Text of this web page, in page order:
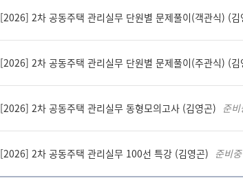
군더더기 없고 아주 깔끔
[2026] 2차 공동주택 관리실무 단원별 문제풀이(객관식) (김
[2026] 2차 공동주택 관리실무 단원별 문제풀이(주관식) (김
[2026] 2차 공동주택 관리실무 동형모의고사 (김영곤) 준비
[2026] 2차 공동주택 관리실무 100선 특강 (김영곤) 준비중